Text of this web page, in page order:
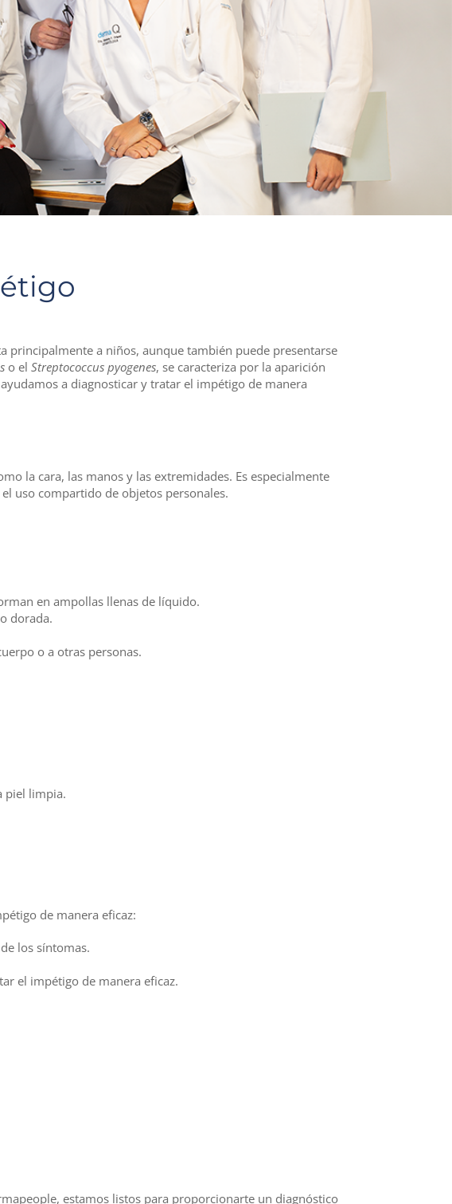
principalmente a niños, aunque también puede presentarse
o el Streptococcus pyogenes, se caracteriza por la aparición
a diagnosticar y tratar el impétigo de manera
la cara, las manos y las extremidades. Es especialmente
uso compartido de objetos personales.
en ampollas llenas de líquido.
dorada.
o a otras personas.
piel limpia.
de manera eficaz:
los síntomas.
el impétigo de manera eficaz.
estamos listos para proporcionarte un diagnóstico